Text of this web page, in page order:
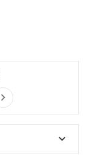

